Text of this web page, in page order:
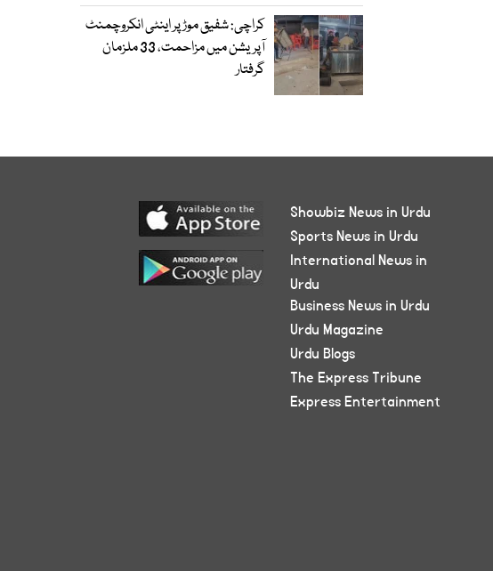
کراچی: شفیق موڑ پر اینٹی انکروچمنٹ
آپریشن میں مزاحمت، 33 ملزمان
گرفتار
Showbiz News in Urdu
Sports News in Urdu
International News in
Urdu
Business News in Urdu
Urdu Magazine
Urdu Blogs
The Express Tribune
Express Entertainment